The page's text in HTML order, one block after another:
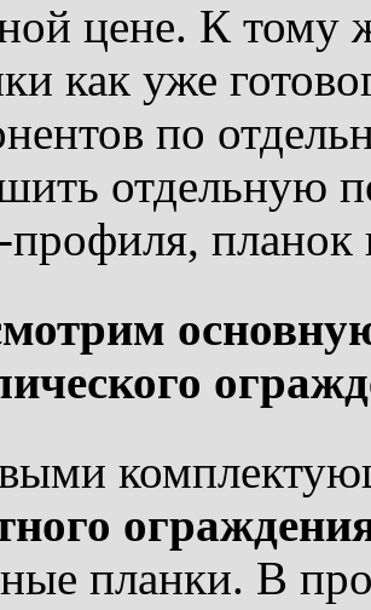
цене. К тому
как уже
по
отдельную
профиля, планок
планки. В